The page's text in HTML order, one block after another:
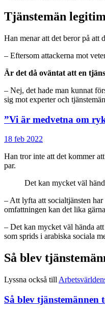
Tjänstemän
Han menar att det beror på att
– Eftersom attackerna mot
Är det då oväntat att en
– Nej, det hade man kunnat
sig mot experter och
”Vi är medvetna om
18 feb 2022
Han tror inte att det kommer
par.
Det kan mycket väl
– Att lyfta att socialtjänsten
omfattningen kan det lika
– Det kan mycket väl hända
som sprids i arabiska sociala
Så blev
Lyssna också till
Så blev